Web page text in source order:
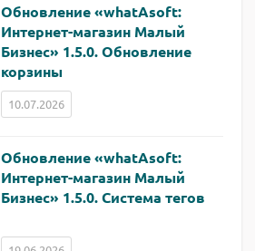
Обновление «whatAsoft:
Интернет-магазин Малый
Бизнес» 1.5.0. Обновление
корзины
10.07.2026
Обновление «whatAsoft:
Интернет-магазин Малый
Бизнес» 1.5.0. Система тегов